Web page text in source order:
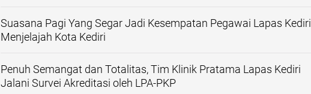
Suasana Pagi Yang Segar Jadi Kesempatan Pegawai Lapas Kediri
Menjelajah Kota Kediri
Penuh Semangat dan Totalitas, Tim Klinik Pratama Lapas Kediri
Jalani Survei Akreditasi oleh LPA-PKP